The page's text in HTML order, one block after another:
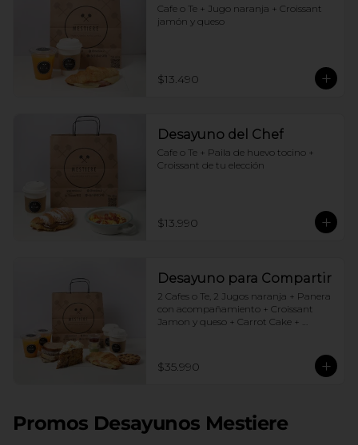
Cafe o Te + Jugo naranja + Croissant
jamón y queso
$13.490
Desayuno del Chef
Cafe o Te + Paila de huevo tocino +
Croissant de tu elección
$13.990
Desayuno para Compartir
2 Cafes o Te, 2 Jugos naranja + Panera
con acompañamiento + Croissant
Jamon y queso + Carrot Cake +
$35.990
Promos Desayunos Mestiere